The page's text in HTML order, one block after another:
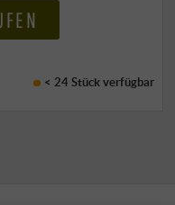
< 24 Stückverfügbar